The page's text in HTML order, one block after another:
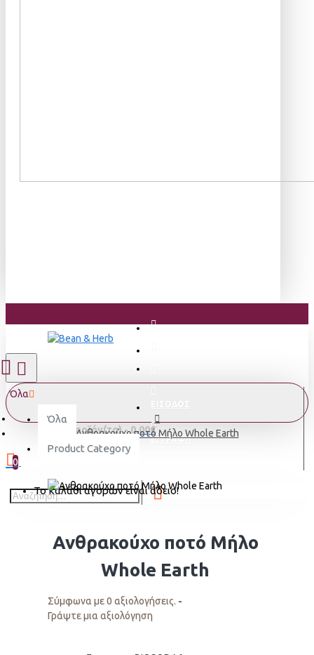
ΕΓΓΡΑΦΗ
Όλα
Όλα
Product Category
0 προϊόν(τα) - 0,00€
0
Το καλάθι αγορών είναι άδειο!
Ανθρακούχο ποτό Μήλο Whole Earth
Ανθρακούχο ποτό Μήλο
Whole Earth
Σύμφωνα με 0 αξιολογήσεις. -
Γράψτε μια αξιολόγηση